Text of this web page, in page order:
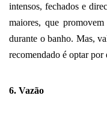
intensos, fechados e
maiores, que
durante o banho. Mas,
recomendado é optar por
6. Vazão